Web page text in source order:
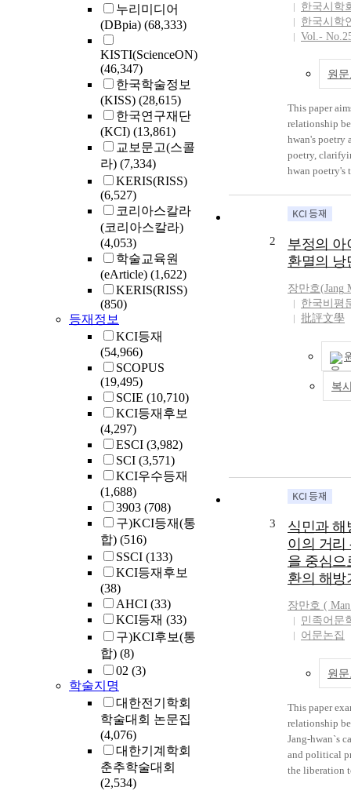
누리미디어
(DBpia) (68,333)
KISTI(ScienceON)
(46,347)
한국학술정보
(KISS) (28,615)
한국연구재단
(KCI) (13,861)
교보문고(스콜
라) (7,334)
KERIS(RISS)
(6,527)
코리아스칼라
(코리아스칼라)
(4,053)
학술교육원
(eArticle) (1,622)
KERIS(RISS)
(850)
등재정보
KCI등재
(54,966)
SCOPUS
(19,495)
SCIE (10,710)
KCI등재후보
(4,297)
ESCI (3,982)
SCI (3,571)
KCI우수등재
(1,688)
3903 (708)
구)KCI등재(통
합) (516)
SSCI (133)
KCI등재후보
(38)
AHCI (33)
KCI등재 (33)
구)KCI후보(통
합) (8)
02 (3)
학술지명
대한전기학회
학술대회 논문집
(4,076)
대한기계학회
춘추학술대회
(2,534)
한국시학
한국시학
Vol.-
원
This paper
relationship
hwan's poetry
poetry,
hwan poetry's
of Oh Jang-
helps finding
reasons for
aspects of Oh
early poetry.
for Oh Jang-
opinions, and
emotion that
to feel when
hand, Oh
family and
refinding a
present reality
tendency of
early poetry
past with the
perspective
past with the
This kind of
embodied in
head family]>. However, Oh
Jang-hwan
commentary
attitude in the
2
부정의 아
환멸의 낭
장만호(Jang
한국비평
批評文學
복
3
식민과 해
이의 거리
을 중심으
환의 해방
장만호 (
민족어문
어문논집
원
This paper
relationship
Jang-hwan`s
and political
the liberation